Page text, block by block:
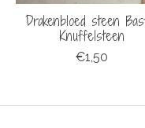
Drakenbloed steen
Knuffelsteen
€1,50